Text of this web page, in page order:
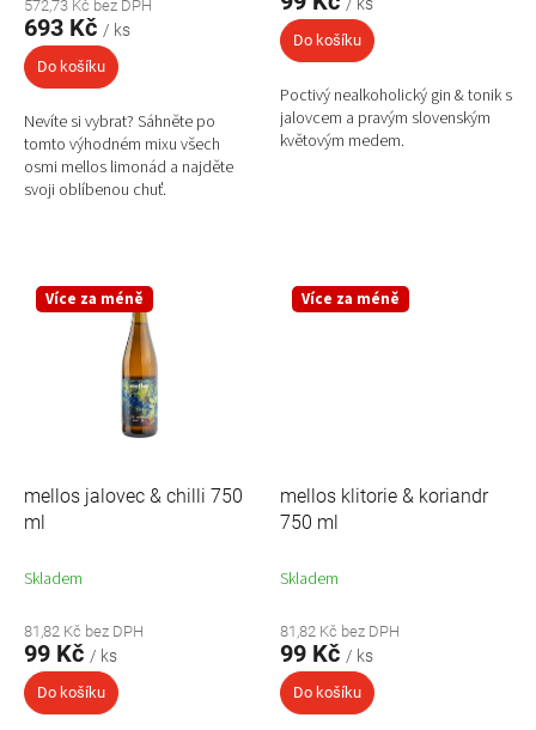
572,73 Kč bez DPH
693 Kč / ks
Do košíku
Nevíte si vybrat? Sáhněte po
tomto výhodném mixu všech
osmi mellos limonád a najděte
svoji oblíbenou chuť.
Do košíku
Poctivý nealkoholický gin & tonik s
jalovcem a pravým slovenským
květovým medem.
Více za méně
mellos jalovec & chilli 750
ml
Skladem
81,82 Kč bez DPH
99 Kč / ks
Do košíku
Více za méně
mellos klitorie & koriandr
750 ml
Skladem
81,82 Kč bez DPH
99 Kč / ks
Do košíku